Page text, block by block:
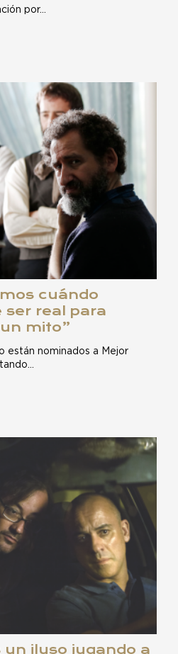
por…
cuándo
ser real para
mito”
están nominados a Mejor
un iluso jugando a